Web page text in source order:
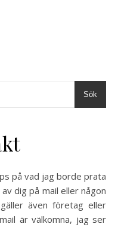
Sök
dig på mail eller någon
även företag eller
är välkomna, jag ser